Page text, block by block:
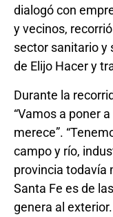
dialogó con
y vecinos,
sector sanitario y
de Elijo Hacer y
Durante la
“Vamos a poner
merece”.
campo y río,
provincia todavía
Santa Fe es de
genera al